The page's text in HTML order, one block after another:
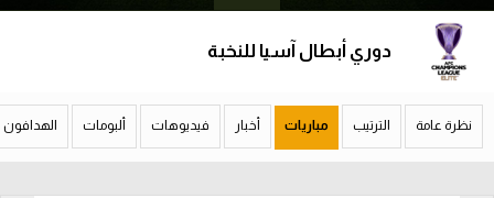
ميركاتو
فانتازي في الجول
ميركاتو
فانتازي في الجول
دوري أبطال آسيا للنخبة
نظرة عامة الترتيب مباريات أخبار فيديوهات ألبومات الهدافون